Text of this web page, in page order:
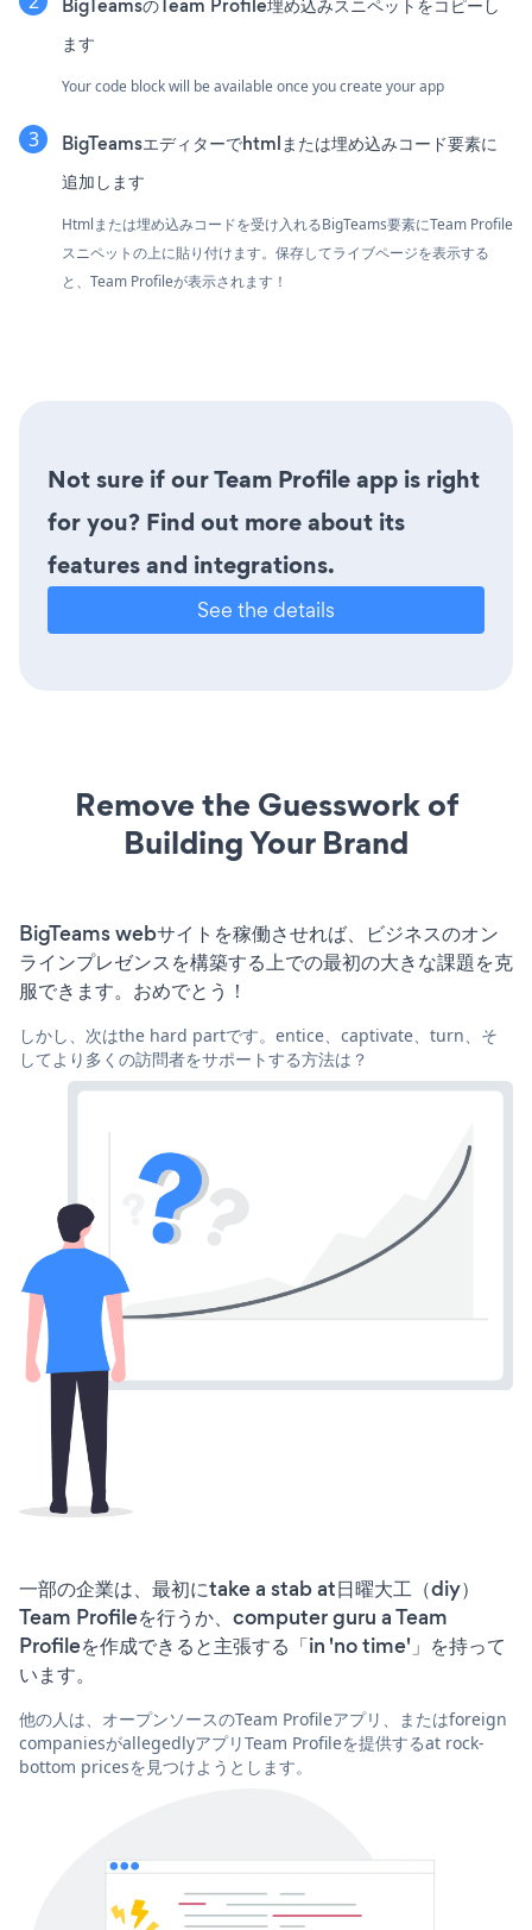
BigTeamsのTeam Profile埋め込みスニペットをコピーし
ます
Your code block will be available once you create your app
BigTeamsエディターでhtmlまたは埋め込みコード要素に
追加します
Htmlまたは埋め込みコードを受け入れるBigTeams要素にTeam Profile
スニペットの上に貼り付けます。保存してライブページを表示する
と、Team Profileが表示されます！
Not sure if our Team Profile app is right
for you? Find out more about its
features and integrations.
See the details
Remove the Guesswork of
Building Your Brand
BigTeams webサイトを稼働させれば、ビジネスのオン
ラインプレゼンスを構築する上での最初の大きな課題を克
服できます。おめでとう！
しかし、次はthe hard partです。entice、captivate、turn、そ
してより多くの訪問者をサポートする方法は？
一部の企業は、最初にtake a stab at日曜大工（diy）
Team Profileを行うか、computer guru a Team
Profileを作成できると主張する「in 'no time'」を持って
います。
他の人は、オープンソースのTeam Profileアプリ、またはforeign
companiesがallegedlyアプリTeam Profileを提供するat rock-
bottom pricesを見つけようとします。